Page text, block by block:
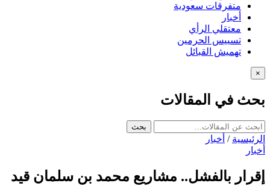
متفرقات سعودية
أخبار
معتقلي الرأي
تسييس الحرمين
تهميش القبائل
×
بحث في المقالات
بحث
الرئيسية / أخبار
أخبار
إقرار بالفشل.. مشاريع محمد بن سلمان قيد